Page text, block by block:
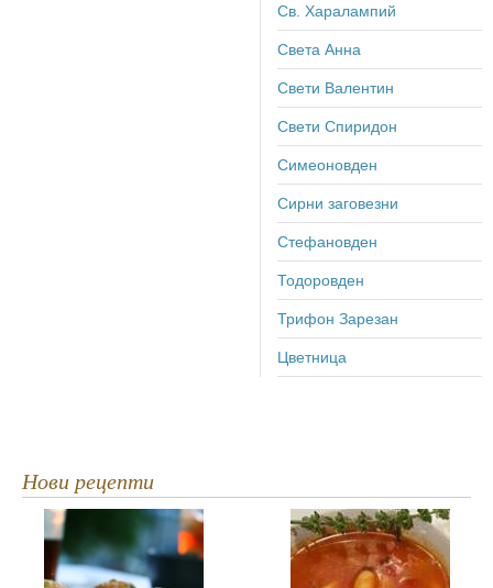
Св. Харалампий
Света Анна
Свети Валентин
Свети Спиридон
Симеоновден
Сирни заговезни
Стефановден
Тодоровден
Трифон Зарезан
Цветница
Нови рецепти